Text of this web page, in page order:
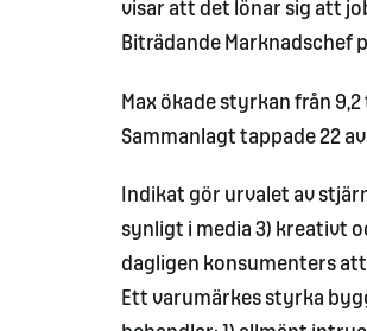
visar att det lönar sig att
Biträdande Marknadschef
Max ökade styrkan från
Sammanlagt tappade 22
Indikat gör urvalet av
synligt i media 3) kreativt
dagligen konsumenters
Ett varumärkes styrka